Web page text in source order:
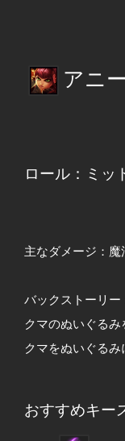
アニ
ロール：ミッ
主なダメージ：魔
バックストーリー
クマのぬいぐる
クマをぬいぐるみ
おすすめキー